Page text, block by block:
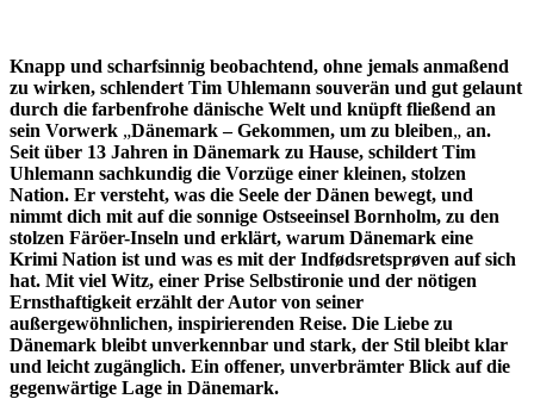
Knapp und scharfsinnig beobachtend, ohne jemals anmaßend
zu wirken, schlendert Tim Uhlemann souverän und gut gelaunt
durch die farbenfrohe dänische Welt und knüpft fließend an
sein Vorwerk „Dänemark – Gekommen, um zu bleiben„ an.
Seit über 13 Jahren in Dänemark zu Hause, schildert Tim
Uhlemann sachkundig die Vorzüge einer kleinen, stolzen
Nation. Er versteht, was die Seele der Dänen bewegt, und
nimmt dich mit auf die sonnige Ostseeinsel Bornholm, zu den
stolzen Färöer-Inseln und erklärt, warum Dänemark eine
Krimi Nation ist und was es mit der Indfødsretsprøven auf sich
hat. Mit viel Witz, einer Prise Selbstironie und der nötigen
Ernsthaftigkeit erzählt der Autor von seiner
außergewöhnlichen, inspirierenden Reise. Die Liebe zu
Dänemark bleibt unverkennbar und stark, der Stil bleibt klar
und leicht zugänglich. Ein offener, unverbrämter Blick auf die
gegenwärtige Lage in Dänemark.